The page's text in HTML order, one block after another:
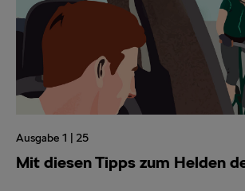
Ausgabe 1 | 25
Mit diesen Tipps zum Helden